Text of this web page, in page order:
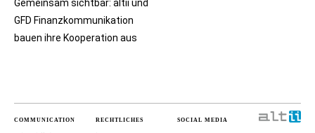
Gemeinsam sichtbar: altii und
GFD Finanzkommunikation
bauen ihre Kooperation aus
COMMUNICATION RECHTLICHES SOCIAL MEDIA